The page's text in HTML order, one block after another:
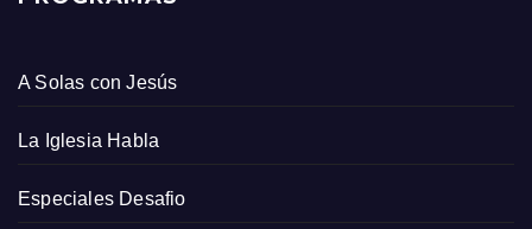
A Solas con Jesús
La Iglesia Habla
Especiales Desafio